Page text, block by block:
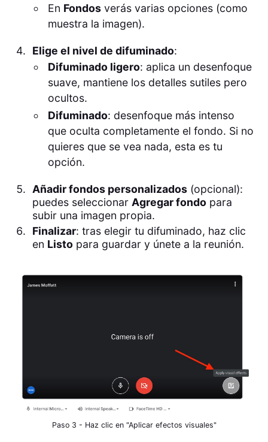
En Fondos verás varias opciones (como
muestra la imagen).
Elige el nivel de difuminado:
Difuminado ligero: aplica un desenfoque
suave, mantiene los detalles sutiles pero
ocultos.
Difuminado: desenfoque más intenso
que oculta completamente el fondo. Si no
quieres que se vea nada, esta es tu
opción.
Añadir fondos personalizados(opcional):
puedes seleccionar Agregar fondopara
subir una imagen propia.
Finalizar: tras elegir tu difuminado, haz clic
en Listopara guardar y únete a la reunión.
Paso 3 - Haz clic en "Aplicar efectos visuales"